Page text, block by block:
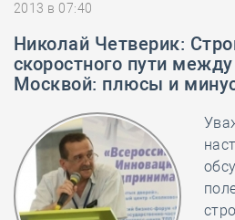
2013 в 07:40
Николай Четверик:
скоростного пути
Москвой: плюсы и